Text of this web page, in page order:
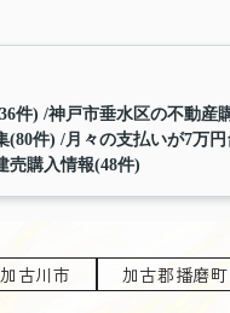
件) 神戸市垂水区の不動産
(80件) 月々の支払いが7万
売購入情報(48件)
加古川市 加古郡播磨町